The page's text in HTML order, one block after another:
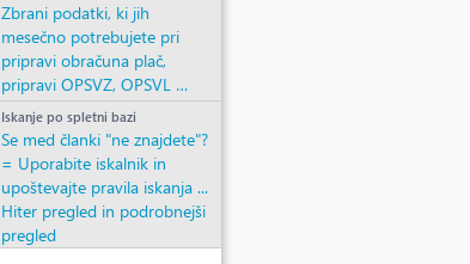
Zbrani podatki, ki jih
mesečno potrebujete pri
pripravi obračuna plač,
pripravi OPSVZ, OPSVL …
Iskanje po spletni bazi
Se med članki "ne znajdete"?
= Uporabite iskalnik in
upoštevajte pravila iskanja ...
Hiter pregled in podrobnejši
pregled